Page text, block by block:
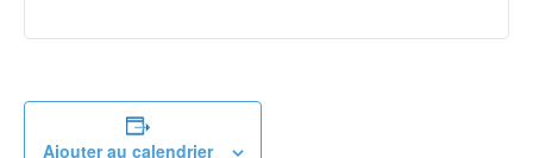
Ajouter au calendrier